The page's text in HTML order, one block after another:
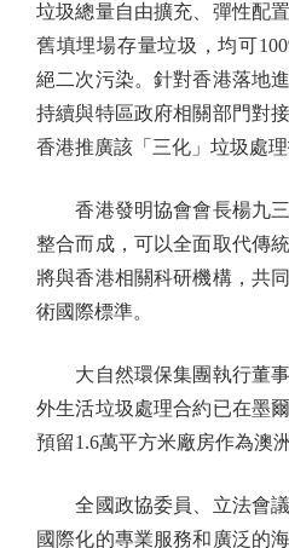
垃圾總量自由擴充、彈性配
舊填埋場存量垃圾，均可
絕二次污染。針對香港落地
持續與特區政府相關部門對
香港推廣該「三化」垃圾處理
香港發明協會會長楊九三
整合而成，可以全面取代傳
將與香港相關科研機構，共
術國際標準。
大自然環保集團執行董事
外生活垃圾處理合約已在墨
預留1.6萬平方米廠房作為澳
全國政協委員、立法會議
國際化的專業服務和廣泛的